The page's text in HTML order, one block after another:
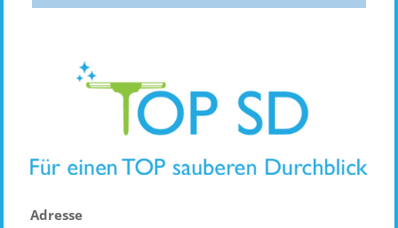
Adresse